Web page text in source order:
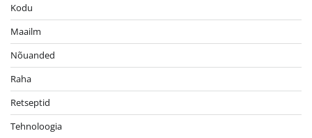
Kodu
Maailm
Nõuanded
Raha
Retseptid
Tehnoloogia